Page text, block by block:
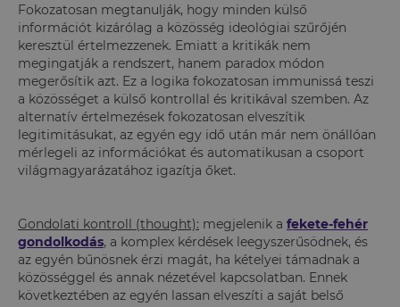
Fokozatosan megtanulják, hogy minden külső
információt kizárólag a közösség ideológiai szűrőjén
keresztül értelmezzenek. Emiatt a kritikák nem
megingatják a rendszert, hanem paradox módon
megerősítik azt. Ez a logika fokozatosan immunissá teszi
a közösséget a külső kontrollal és kritikával szemben. Az
alternatív értelmezések fokozatosan elveszítik
legitimitásukat, az egyén egy idő után már nem önállóan
mérlegeli az információkat és automatikusan a csoport
világmagyarázatához igazítja őket.
Gondolati kontroll (thought): megjelenik a fekete-fehér
gondolkodás, a komplex kérdések leegyszerűsödnek, és
az egyén bűnösnek érzi magát, ha kételyei támadnak a
közösséggel és annak nézetével kapcsolatban. Ennek
következtében az egyén lassan elveszíti a saját belső